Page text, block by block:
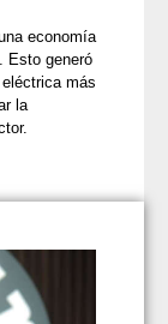
economía
Esto generó
más
la